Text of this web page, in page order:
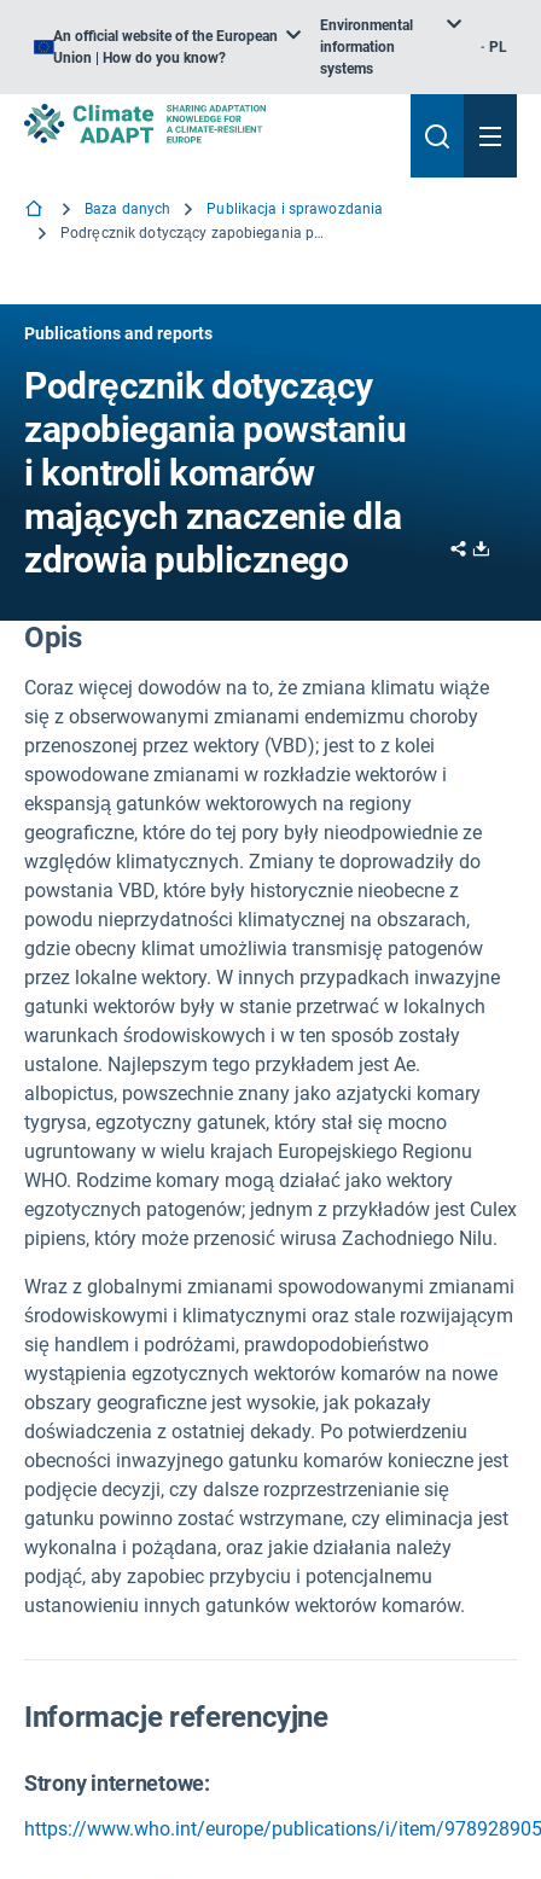
An official website of the European
Union | How do you know?
Environmental
information
systems
PL
Baza danych
Publikacja i sprawozdania
Podręcznik dotyczący zapobiegania powstaniu i kontroli komarów mających znaczenie dla zdrowia publicznego
Publications and reports
Podręcznik dotyczący
zapobiegania powstaniu
i kontroli komarów
mających znaczenie dla
zdrowia publicznego
Share
Opis
Coraz więcej dowodów na to, że zmiana klimatu wiąże
się z obserwowanymi zmianami endemizmu choroby
przenoszonej przez wektory (VBD); jest to z kolei
spowodowane zmianami w rozkładzie wektorów i
ekspansją gatunków wektorowych na regiony
geograficzne, które do tej pory były nieodpowiednie ze
względów klimatycznych. Zmiany te doprowadziły do
powstania VBD, które były historycznie nieobecne z
powodu nieprzydatności klimatycznej na obszarach,
gdzie obecny klimat umożliwia transmisję patogenów
przez lokalne wektory. W innych przypadkach inwazyjne
gatunki wektorów były w stanie przetrwać w lokalnych
warunkach środowiskowych i w ten sposób zostały
ustalone. Najlepszym tego przykładem jest Ae.
albopictus, powszechnie znany jako azjatycki komary
tygrysa, egzotyczny gatunek, który stał się mocno
ugruntowany w wielu krajach Europejskiego Regionu
WHO. Rodzime komary mogą działać jako wektory
egzotycznych patogenów; jednym z przykładów jest Culex
pipiens, który może przenosić wirusa Zachodniego Nilu.
Wraz z globalnymi zmianami spowodowanymi zmianami
środowiskowymi i klimatycznymi oraz stale rozwijającym
się handlem i podróżami, prawdopodobieństwo
wystąpienia egzotycznych wektorów komarów na nowe
obszary geograficzne jest wysokie, jak pokazały
doświadczenia z ostatniej dekady. Po potwierdzeniu
obecności inwazyjnego gatunku komarów konieczne jest
podjęcie decyzji, czy dalsze rozprzestrzenianie się
gatunku powinno zostać wstrzymane, czy eliminacja jest
wykonalna i pożądana, oraz jakie działania należy
podjąć, aby zapobiec przybyciu i potencjalnemu
ustanowieniu innych gatunków wektorów komarów.
Informacje referencyjne
Strony internetowe:
https://www.who.int/europe/publications/i/item/